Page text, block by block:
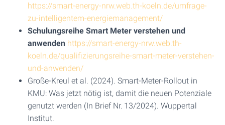
https://smart-energy-nrw.web.th-koeln.de/umfrage-
zu-intelligentem-energiemanagement/
Schulungsreihe Smart Meter verstehen und
anwenden https://smart-energy-nrw.web.th-
koeln.de/qualifizierungsreihe-smart-meter-verstehen-
und-anwenden/
Große-Kreul et al. (2024). Smart-Meter-Rollout in
KMU: Was jetzt nötig ist, damit die neuen Potenziale
genutzt werden (In Brief Nr. 13/2024). Wuppertal
Institut.